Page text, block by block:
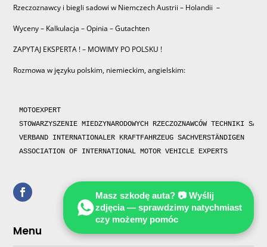
Rzeczoznawcy i biegli sadowi w Niemczech Austrii – Holandii –
Wyceny – Kalkulacja – Opinia – Gutachten
ZAPYTAJ EKSPERTA ! – MOWIMY PO POLSKU !
Rozmowa w języku polskim, niemieckim, angielskim:
MOTOEXPERT
STOWARZYSZENIE MIEDZYNARODOWYCH RZECZOZNAWCÓW TECHNIKI
VERBAND INTERNATIONALER KRAFTFAHRZEUG SACHVERSTÄNDIGEN
ASSOCIATION OF INTERNATIONAL MOTOR VEHICLE EXPERTS
Menu
Masz szkodę auta? 📷 Wyślij
zdjęcia — sprawdzimy natychmiast
czy możemy pomóc